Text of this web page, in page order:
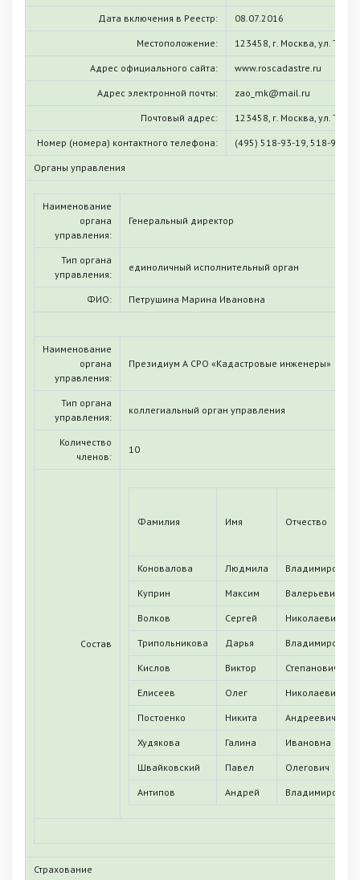
Дата включения в Реестр: 08.07.2016
Местоположение: 123458, г. Москва, ул.
Адрес официального сайта: www.roscadastre.ru
Адрес электронной почты: zao_mk@mail.ru
Почтовый адрес: 123458, г. Москва, ул.
Номер (номера) контактного телефона: (495) 518-93-19, 518-93-20
Органы управления
Наименование
органа
управления:
Генеральный директор
Тип органа
управления:
единоличный исполнительный орган
ФИО: Петрушина Марина Ивановна
Наименование
органа
управления:
Президиум А СРО «Кадастровые инженеры»
Тип органа
управления:
коллегиальный орган управления
Количество
членов:
10
Состав
Фамилия Имя Отчество
Коновалова Людмила Владимировна
Куприн Максим Валерьевич
Волков Сергей Николаевич
Трипольникова Дарья Владимировна
Кислов Виктор Степанович
Елисеев Олег Николаевич
Постоенко Никита Андреевич
Худякова Галина Ивановна
Швайковский Павел Олегович
Антипов Андрей Владимирович
Страхование